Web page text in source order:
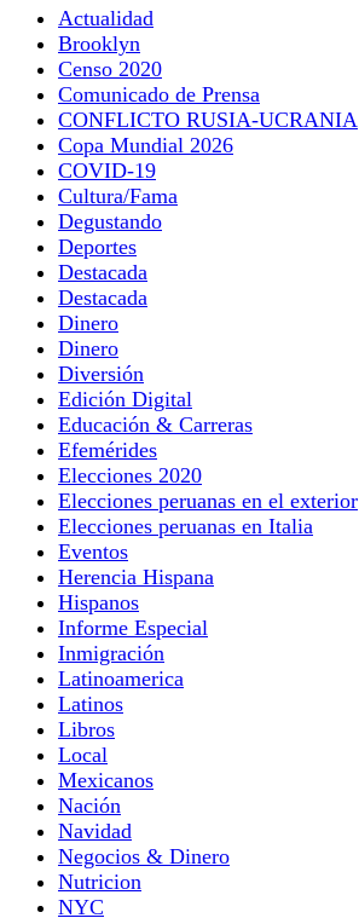
Actualidad
Brooklyn
Censo 2020
Comunicado de Prensa
CONFLICTO RUSIA-UCRANIA
Copa Mundial 2026
COVID-19
Cultura/Fama
Degustando
Deportes
Destacada
Destacada
Dinero
Dinero
Diversión
Edición Digital
Educación & Carreras
Efemérides
Elecciones 2020
Elecciones peruanas en el exterior
Elecciones peruanas en Italia
Eventos
Herencia Hispana
Hispanos
Informe Especial
Inmigración
Latinoamerica
Latinos
Libros
Local
Mexicanos
Nación
Navidad
Negocios & Dinero
Nutricion
NYC